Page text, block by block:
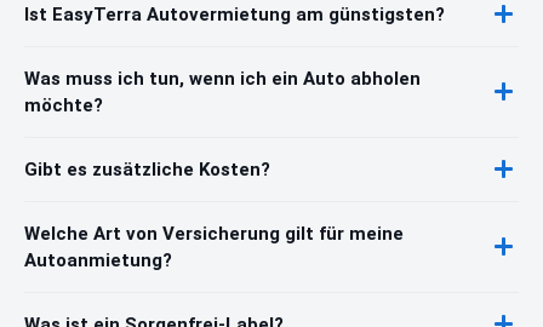
Ist EasyTerra Autovermietung am günstigsten?
Was muss ich tun, wenn ich ein Auto abholen
möchte?
Gibt es zusätzliche Kosten?
Welche Art von Versicherung gilt für meine
Autoanmietung?